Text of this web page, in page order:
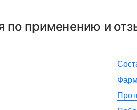
по применению и